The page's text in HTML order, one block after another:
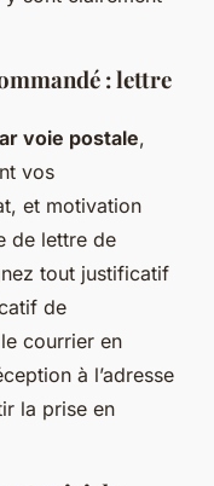
: lettre
voie postale,
vos
et motivation
de lettre de
tout justificatif
de
courrier en
à l’adresse
la prise en